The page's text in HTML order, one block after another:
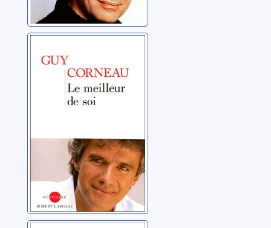
soi: le rencontrer,
le nourrir,
l'exprimer
Corneau, Guy